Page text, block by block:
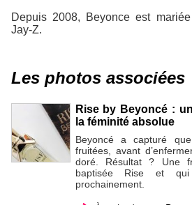
Depuis 2008, Beyonce est
Jay-Z.
Les photos associées
Rise by Beyoncé :
la féminité absolue
Beyoncé a capturé
fruitées, avant
doré. Résultat ? Une
baptisée Rise et qui
prochainement.